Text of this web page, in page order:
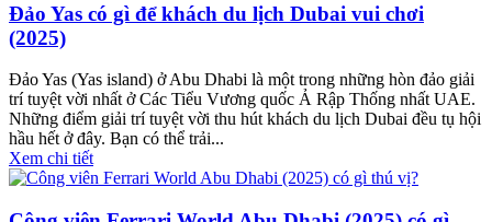
Đảo Yas có gì để khách du lịch Dubai vui chơi
(2025)
Đảo Yas (Yas island) ở Abu Dhabi là một trong những hòn đảo giải
trí tuyệt vời nhất ở Các Tiểu Vương quốc Ả Rập Thống nhất UAE.
Những điểm giải trí tuyệt vời thu hút khách du lịch Dubai đều tụ hội
hầu hết ở đây. Bạn có thể trải...
Xem chi tiết